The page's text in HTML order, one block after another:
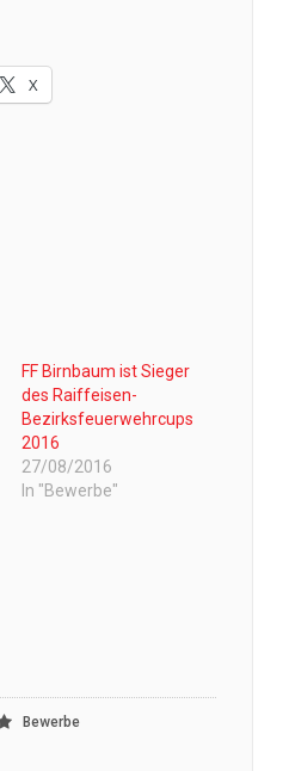
X
FF Birnbaum ist Sieger
des Raiffeisen-
Bezirksfeuerwehrcups
2016
27/08/2016
In "Bewerbe"
Bewerbe